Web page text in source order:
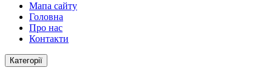
Мапа сайту
Головна
Про нас
Контакти
Категорії